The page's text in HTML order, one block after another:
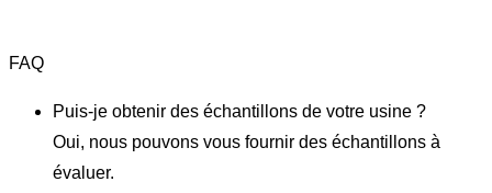
FAQ
Puis-je obtenir des échantillons de votre usine ?
Oui, nous pouvons vous fournir des échantillons à
évaluer.